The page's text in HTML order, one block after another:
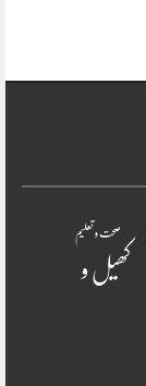
صحت و تعلیم
کھیل و